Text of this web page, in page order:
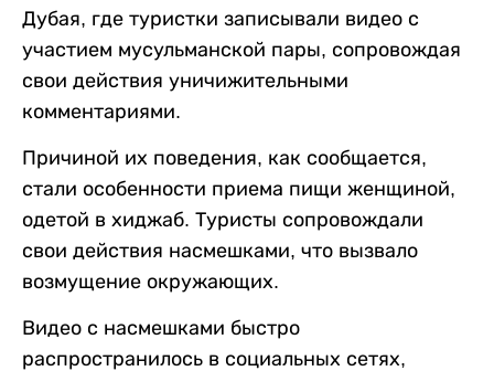
Дубая, где туристки записывали видео с
участием мусульманской пары, сопровождая
свои действия уничижительными
комментариями.
Причиной их поведения, как сообщается,
стали особенности приема пищи женщиной,
одетой в хиджаб. Туристы сопровождали
свои действия насмешками, что вызвало
возмущение окружающих.
Видео с насмешками быстро
распространилось в социальных сетях,